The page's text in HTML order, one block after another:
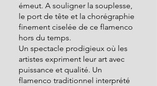
émeut. A souligner la souplesse,
le port de tête et la chorégraphie
finement ciselée de ce flamenco
hors du temps.
Un spectacle prodigieux où les
artistes expriment leur art avec
puissance et qualité. Un
flamenco traditionnel interprété